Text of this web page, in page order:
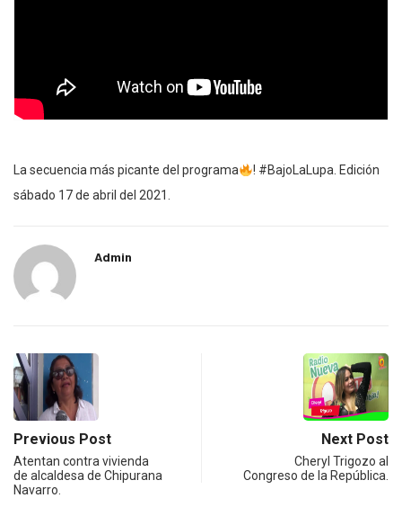
La secuencia más picante del programa
! #BajoLaLupa. Edición
sábado 17 de abril del 2021.
Admin
Previous Post
Atentan contra vivienda
de alcaldesa de Chipurana
Navarro.
Next Post
Cheryl Trigozo al
Congreso de la República.